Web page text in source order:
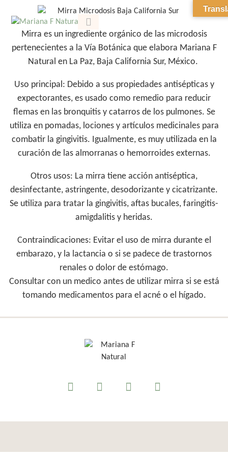
Mirra es un ingrediente orgánico de las microdosis
pertenecientes a la Vía Botánica que elabora Mariana F
Natural en La Paz, Baja California Sur, México.
Uso principal: Debido a sus propiedades antisépticas y
expectorantes, es usado como remedio para reducir
flemas en las bronquitis y catarros de los pulmones. Se
utiliza en pomadas, lociones y artículos medicinales para
combatir la gingivitis. Igualmente, es muy utilizada en la
curación de las almorranas o hemorroides externas.
Otros usos: La mirra tiene acción antiséptica,
desinfectante, astringente, desodorizante y cicatrizante.
Se utiliza para tratar la gingivitis, aftas bucales, faringitis-
amigdalitis y heridas.
Contraindicaciones: Evitar el uso de mirra durante el
embarazo, y la lactancia o si se padece de trastornos
renales o dolor de estómago.
Consultar con un medico antes de utilizar mirra si se está
tomando medicamentos para el acné o el hígado.